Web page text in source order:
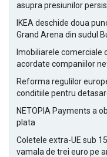
asupra presiunilor
IKEA deschide doua
Grand Arena din sudul
Imobiliarele comerciale
acordate companiilor
Reforma regulilor
conditiile pentru
NETOPIA Payments a
plata
Coletele extra-UE sub
vamala de trei euro pe